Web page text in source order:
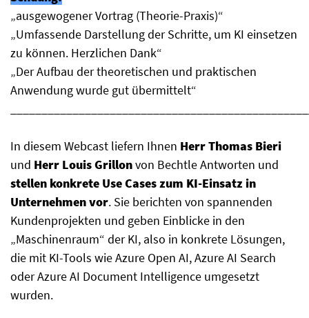
„ausgewogener Vortrag (Theorie-Praxis)“
„Umfassende Darstellung der Schritte, um KI einsetzen
zu können. Herzlichen Dank“
„Der Aufbau der theoretischen und praktischen
Anwendung wurde gut übermittelt“
In diesem Webcast liefern Ihnen Herr Thomas Bieri
und Herr Louis Grillonvon Bechtle Antworten und
stellen konkrete Use Cases zum KI-Einsatz in
Unternehmen vor. Sie berichten von spannenden
Kundenprojekten und geben Einblicke in den
„Maschinenraum“ der KI, also in konkrete Lösungen,
die mit KI-Tools wie Azure Open AI, Azure AI Search
oder Azure AI Document Intelligence umgesetzt
wurden.